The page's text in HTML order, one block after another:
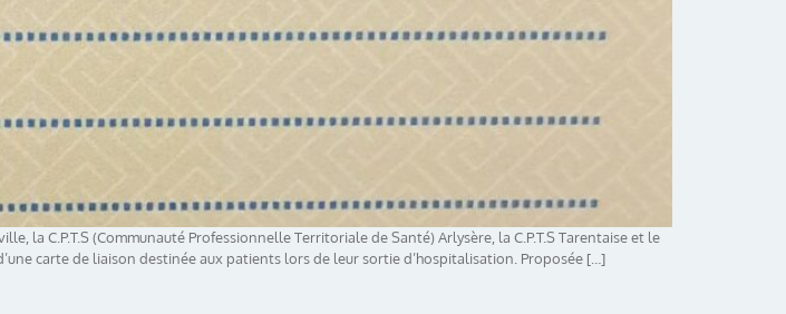
la C.P.T.S (Communauté Professionnelle Territoriale de Santé) Arlysère, la C.P.T.S Tarentaise et le
carte de liaison destinée aux patients lors de leur sortie d’hospitalisation. Proposée […]